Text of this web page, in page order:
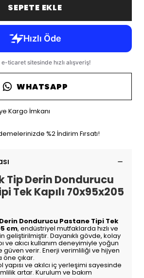
SEPETE EKLE
WHATSAPP
Kargo İmkanı
%2 İndirim Fırsatı!
Tip Derin Dondurucu
Tek Kapılı 70x95x205
Dondurucu Pastane Tipi Tek
cm, endüstriyel mutfaklarda hızlı ve
geliştirilmiştir. Dayanıklı gövde, kolay
ve akıcı kullanım deneyimiyle yoğun
verir. Enerji verimliliği ve hijyen
öne çıkar.
ve akılcı iç yerleşimi sayesinde
artar. Kurulum ve bakım